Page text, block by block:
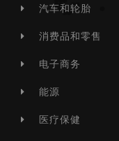
汽车和轮胎
消费品和零售
电子商务
能源
医疗保健